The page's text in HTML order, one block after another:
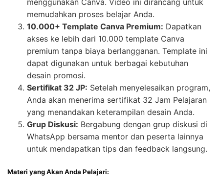
memudahkan proses belajar Anda.
10.000+ Template Canva Premium: Dapatkan
akses ke lebih dari 10.000 template Canva
premium tanpa biaya berlangganan. Template ini
dapat digunakan untuk berbagai kebutuhan
desain promosi.
Sertifikat 32 JP: Setelah menyelesaikan program,
Anda akan menerima sertifikat 32 Jam Pelajaran
yang menandakan keterampilan desain Anda.
Grup Diskusi: Bergabung dengan grup diskusi di
WhatsApp bersama mentor dan peserta lainnya
untuk mendapatkan tips dan feedback langsung.
Materi yang Akan Anda Pelajari: